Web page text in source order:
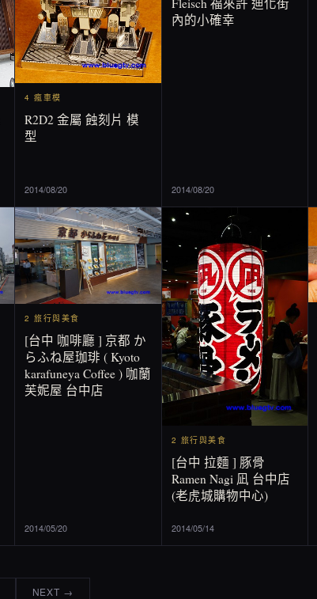
4 瘋車模
R2D2 金屬 蝕刻片 模
型
2014/08/20
內的小確幸
2014/08/20
2 旅行與美食
[台中 咖啡廳 ] 京都 か
らふね屋珈琲 ( Kyoto
karafuneya Coffee ) 咖蘭
芙妮屋 台中店
2014/05/20
2 旅行與美食
[台中 拉麵 ] 豚骨
Ramen Nagi 凪 台中店
(老虎城購物中心)
2014/05/14
NEXT →